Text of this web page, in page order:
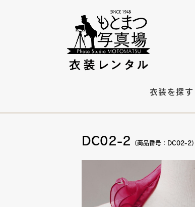
衣装を探す
DC02-2 （商品番号：DC02-2）